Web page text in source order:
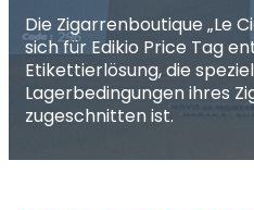
Die Zigarrenboutique „Le
sich für Edikio Price Tag
Etikettierlösung, die
Lagerbedingungen ihres
zugeschnitten ist.